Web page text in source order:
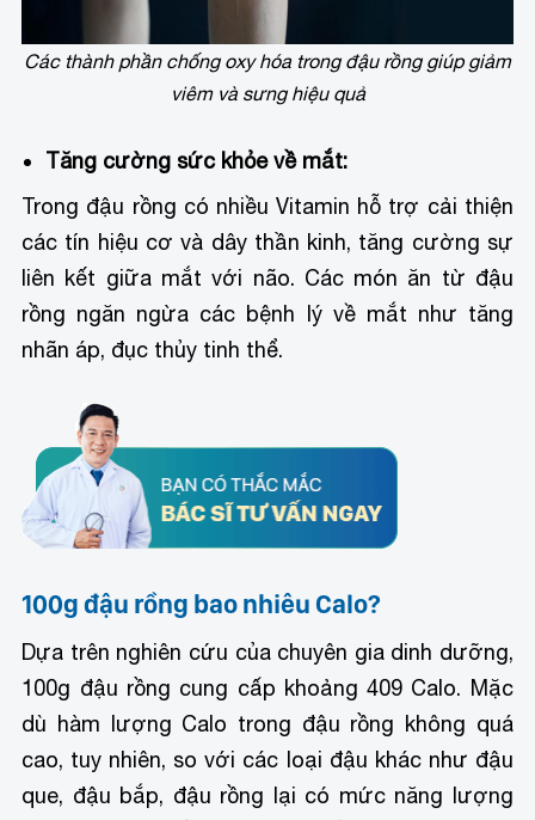
Các thành phần chống oxy hóa trong đậu rồng giúp giảm
viêm và sưng hiệu quả
Tăng cường sức khỏe về mắt:
Trong đậu rồng có nhiều Vitamin hỗ trợ cải thiện
các tín hiệu cơ và dây thần kinh, tăng cường sự
liên kết giữa mắt với não. Các món ăn từ đậu
rồng ngăn ngừa các bệnh lý về mắt như tăng
nhãn áp, đục thủy tinh thể.
100g đậu rồng bao nhiêu Calo?
Dựa trên nghiên cứu của chuyên gia dinh dưỡng,
100g đậu rồng cung cấp khoảng 409 Calo. Mặc
dù hàm lượng Calo trong đậu rồng không quá
cao, tuy nhiên, so với các loại đậu khác như đậu
que, đậu bắp, đậu rồng lại có mức năng lượng